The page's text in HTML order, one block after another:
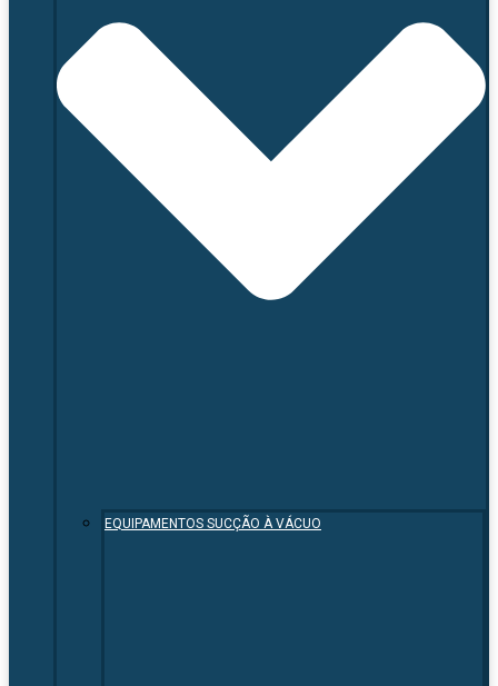
EQUIPAMENTOS SUCÇÃO À VÁCUO